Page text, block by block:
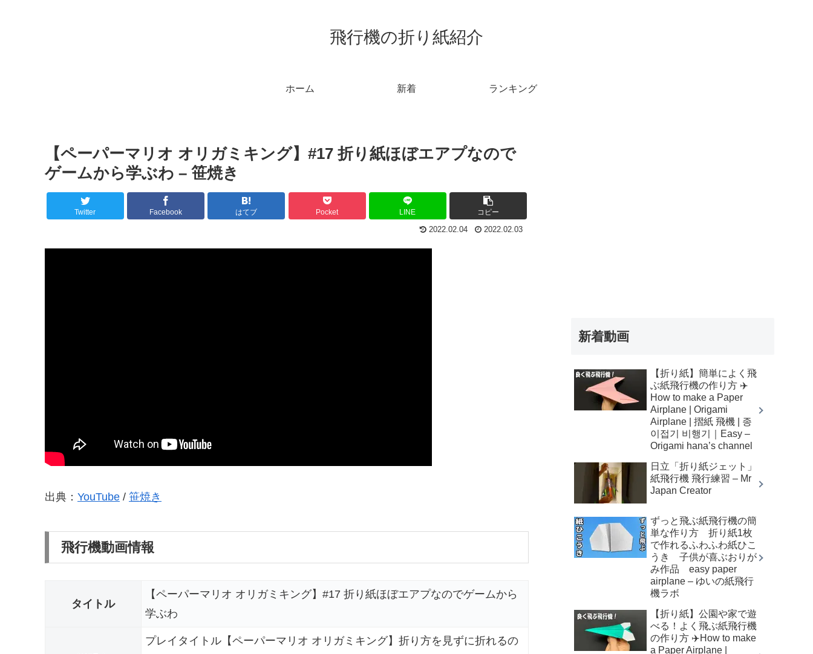
飛行機の折り紙紹介
ホーム 新着 ランキング
【ペーパーマリオ オリガミキング】#17 折り紙ほぼエアプなので
ゲームから学ぶわ – 笹焼き
Twitter Facebook はてブ Pocket LINE コピー
2022.02.04 2022.02.03
出典： YouTube / 笹焼き
飛行機動画情報
タイトル
【ペーパーマリオ オリガミキング】#17 折り紙ほぼエアプなのでゲームから
学ぶわ
プレイタイトル【ペーパーマリオ オリガミキング】折り方を見ずに折れるの
新着動画
【折り紙】簡単によく飛
ぶ紙飛行機の作り方 ✈️
How to make a Paper
Airplane | Origami
Airplane | 摺紙 飛機 | 종
이접기 비행기｜Easy –
Origami hana’s channel
日立「折り紙ジェット」
紙飛行機 飛行練習 – Mr
Japan Creator
ずっと飛ぶ紙飛行機の簡
単な作り方 折り紙1枚
で作れるふわふわ紙ひこ
うき 子供が喜ぶおりが
み作品 easy paper
airplane – ゆいの紙飛行
機ラボ
【折り紙】公園や家で遊
べる！よく飛ぶ紙飛行機
の作り方 ✈️How to make
a Paper Airplane |